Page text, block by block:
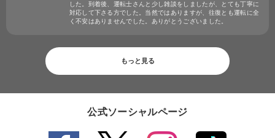
した。到着後、運転士さんと少し雑談をしましたが、とても丁寧に
対応して下さる方でした。当然ではありますが、往復とも運転に全
く不安はありませんでした。ありがとうございました。
もっと見る
公式ソーシャルページ